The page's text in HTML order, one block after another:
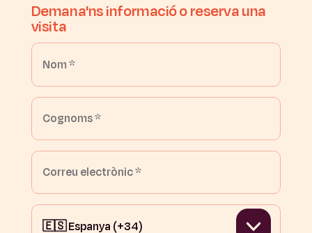
Demana'nsinformacióoreservauna
visita